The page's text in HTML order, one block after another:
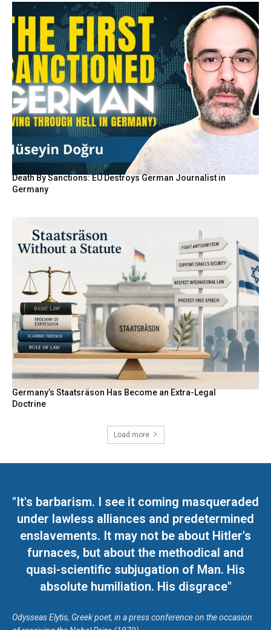
Death By Sanctions: EU Destroys German Journalist in
Germany
Germany’s Staatsräson Has Become an Extra-Legal
Doctrine
Load more
"It's barbarism. I see it coming masqueraded
under lawless alliances and predetermined
enslavements. It may not be about Hitler's
furnaces, but about the methodical and
quasi-scientific subjugation of Man. His
absolute humiliation. His disgrace"
Odysseas Elytis, Greek poet, in a press conference on the occasion